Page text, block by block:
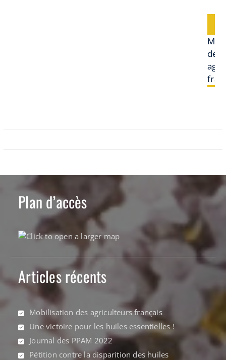
Next
post:
des
Plan d’accès
Articles récents
Mobilisation des agriculteurs français
Une victoire pour les huiles essentielles !
Journal des PPAM 2022
Pétition contre la disparition des huiles